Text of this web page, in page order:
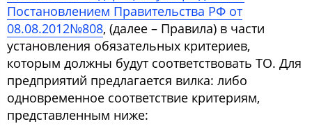
Постановлением Правительства РФ от
08.08.2012№808, (далее – Правила) в части
установления обязательных критериев,
которым должны будут соответствовать ТО. Для
предприятий предлагается вилка: либо
одновременное соответствие критериям,
представленным ниже: